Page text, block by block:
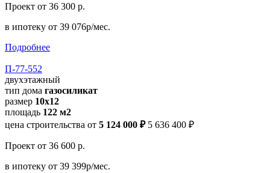
Проект от 36 300 р.
в ипотеку от 39 076р/мес.
Подробнее
П-77-552
двухэтажный
тип дома газосиликат
размер 10х12
площадь 122 м2
цена строительства от 5 124 000 ₽ 5 636 400 ₽
Проект от 36 600 р.
в ипотеку от 39 399р/мес.